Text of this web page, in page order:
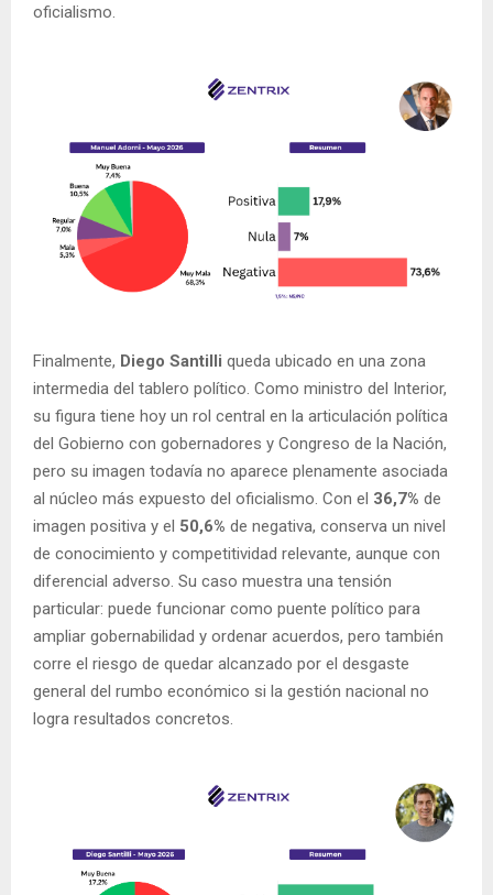
oficialismo.
Finalmente, Diego Santilli queda ubicado en una zona
intermedia del tablero político. Como ministro del Interior,
su figura tiene hoy un rol central en la articulación política
del Gobierno con gobernadores y Congreso de la Nación,
pero su imagen todavía no aparece plenamente asociada
al núcleo más expuesto del oficialismo. Con el 36,7% de
imagen positiva y el 50,6% de negativa, conserva un nivel
de conocimiento y competitividad relevante, aunque con
diferencial adverso. Su caso muestra una tensión
particular: puede funcionar como puente político para
ampliar gobernabilidad y ordenar acuerdos, pero también
corre el riesgo de quedar alcanzado por el desgaste
general del rumbo económico si la gestión nacional no
logra resultados concretos.